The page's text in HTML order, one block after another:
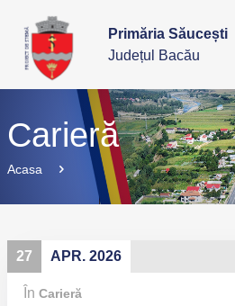
Primăria Săucești
Județul Bacău
Carieră
Acasa
27 APR. 2026
În Carieră